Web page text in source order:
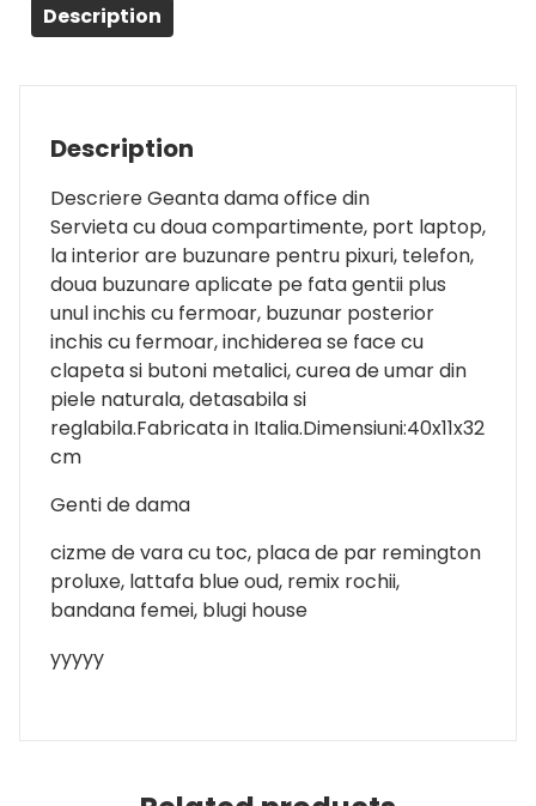
Description
Description
Descriere Geanta dama office din
Servieta cu doua compartimente, port laptop,
la interior are buzunare pentru pixuri, telefon,
doua buzunare aplicate pe fata gentii plus
unul inchis cu fermoar, buzunar posterior
inchis cu fermoar, inchiderea se face cu
clapeta si butoni metalici, curea de umar din
piele naturala, detasabila si
reglabila.Fabricata in Italia.Dimensiuni:40x11x32
cm
Genti de dama
cizme de vara cu toc, placa de par remington
proluxe, lattafa blue oud, remix rochii,
bandana femei, blugi house
yyyyy